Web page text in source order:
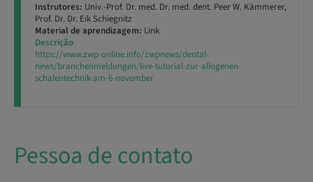
Instrutores: Univ.-Prof. Dr. med. Dr. med. dent. Peer W. Kämmerer,
Prof. Dr. Dr. Eik Schiegnitz
Material de aprendizagem: Link
Descrição
https://www.zwp-online.info/zwpnews/dental-
news/branchenmeldungen/live-tutorial-zur-allogenen-
schalentechnik-am-6-november
Pessoa de contato